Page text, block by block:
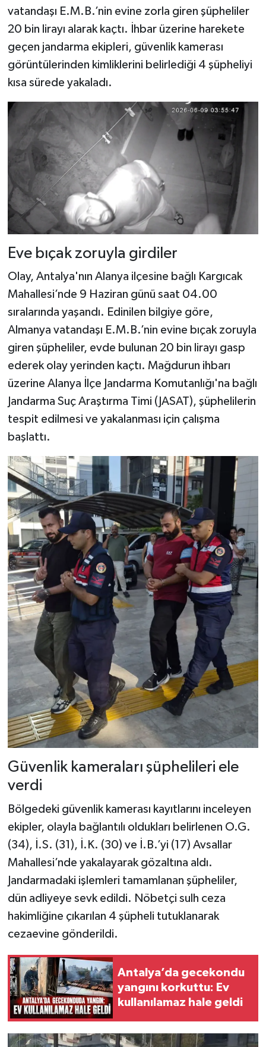
vatandaşı E.M.B.’nin evine zorla giren şüpheliler
20 bin lirayı alarak kaçtı. İhbar üzerine harekete
geçen jandarma ekipleri, güvenlik kamerası
görüntülerinden kimliklerini belirlediği 4 şüpheliyi
kısa sürede yakaladı.
Eve bıçak zoruyla girdiler
Olay, Antalya'nın Alanya ilçesine bağlı Kargıcak
Mahallesi’nde 9 Haziran günü saat 04.00
sıralarında yaşandı. Edinilen bilgiye göre,
Almanya vatandaşı E.M.B.’nin evine bıçak zoruyla
giren şüpheliler, evde bulunan 20 bin lirayı gasp
ederek olay yerinden kaçtı. Mağdurun ihbarı
üzerine Alanya İlçe Jandarma Komutanlığı'na bağlı
Jandarma Suç Araştırma Timi (JASAT), şüphelilerin
tespit edilmesi ve yakalanması için çalışma
başlattı.
Güvenlik kameraları şüphelileri ele
verdi
Bölgedeki güvenlik kamerası kayıtlarını inceleyen
ekipler, olayla bağlantılı oldukları belirlenen O.G.
(34), İ.S. (31), İ.K. (30) ve İ.B.’yi (17) Avsallar
Mahallesi’nde yakalayarak gözaltına aldı.
Jandarmadaki işlemleri tamamlanan şüpheliler,
dün adliyeye sevk edildi. Nöbetçi sulh ceza
hakimliğine çıkarılan 4 şüpheli tutuklanarak
cezaevine gönderildi.
Antalya’da gecekondu
yangını korkuttu: Ev
kullanılamaz hale geldi